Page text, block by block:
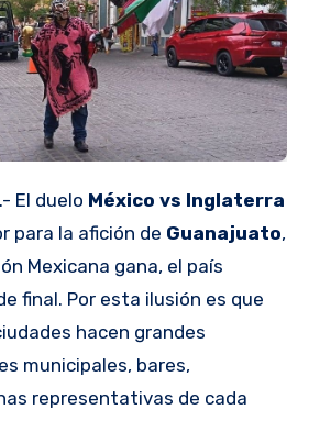
.- El duelo México vs Inglaterra
para la afición de Guanajuato,
Mexicana gana, el país
final. Por esta ilusión es que
hacen grandes
municipales, bares,
representativas de cada